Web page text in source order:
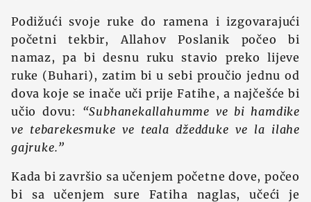
Podižući svoje ruke do ramena i izgovarajući
početni tekbir, Allahov Poslanik počeo bi
namaz, pa bi desnu ruku stavio preko lijeve
ruke (Buhari), zatim bi u sebi proučio jednu od
dova koje se inače uči prije Fatihe, a najčešće bi
učio dovu: “Subhanekallahumme ve bi hamdike
ve tebarekesmuke ve teala džedduke ve la ilahe
gajruke.”
Kada bi završio sa učenjem početne dove, počeo
bi sa učenjem sure Fatiha naglas, učeći je